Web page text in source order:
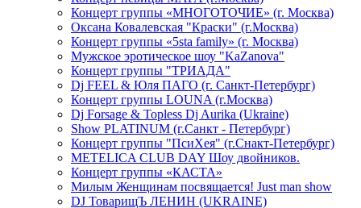
Концерт группы «МНОГОТОЧИЕ» (г. Москва)
Оксана Ковалевская "Краски" (г.Москва)
Концерт группы «5sta family» (г. Москва)
Мужское эротическое шоу "KaZanova"
Концерт группы "ТРИАДА"
Dj FEEL & Юля ПАГО (г. Санкт-Петербург)
Концерт группы LOUNA (г.Москва)
Dj Forsage & Topless Dj Aurika (Ukraine)
Show PLATINUM (г.Санкт - Петербург)
Концерт группы "ПсиХея" (г.Снакт-Петербург)
METELICA CLUB DAY Шоу двойников.
Концерт группы «КАСТА»
Милым Женщинам посвящается! Just man show
DJ ТоварищЪ ЛЕНИН (UKRAINE)